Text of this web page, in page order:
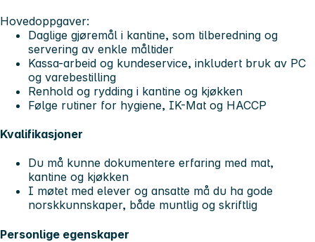
Hovedoppgaver:
Daglige gjøremål i kantine, som tilberedning og
servering av enkle måltider
Kassa-arbeid og kundeservice, inkludert bruk av PC
og varebestilling
Renhold og rydding i kantine og kjøkken
Følge rutiner for hygiene, IK-Mat og HACCP
Kvalifikasjoner
Du må kunne dokumentere erfaring med mat,
kantine og kjøkken
I møtet med elever og ansatte må du ha gode
norskkunnskaper, både muntlig og skriftlig
Personlige egenskaper